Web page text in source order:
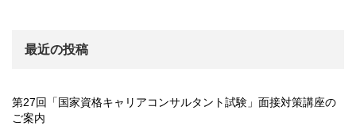
最近の投稿
第27回「国家資格キャリアコンサルタント試験」面接対策講座の
ご案内